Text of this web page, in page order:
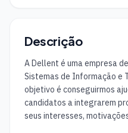
Descrição
A Dellent é uma empresa
Sistemas de Informação e
objetivo é conseguirmos
candidatos a integrarem
seus interesses,